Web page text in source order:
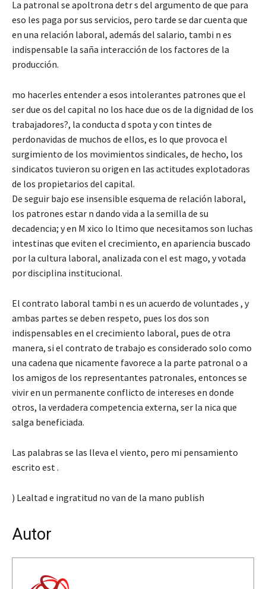
La patronal se apoltrona detr s del argumento de que para
eso les paga por sus servicios, pero tarde se dar cuenta que
en una relación laboral, además del salario, tambi n es
indispensable la saña interacción de los factores de la
producción.
mo hacerles entender a esos intolerantes patrones que el
ser due os del capital no los hace due os de la dignidad de los
trabajadores?, la conducta d spota y con tintes de
perdonavidas de muchos de ellos, es lo que provoca el
surgimiento de los movimientos sindicales, de hecho, los
sindicatos tuvieron su origen en las actitudes explotadoras
de los propietarios del capital.
De seguir bajo ese insensible esquema de relación laboral,
los patrones estar n dando vida a la semilla de su
decadencia; y en M xico lo ltimo que necesitamos son luchas
intestinas que eviten el crecimiento, en apariencia buscado
por la cultura laboral, analizada con el est mago, y votada
por disciplina institucional.
El contrato laboral tambi n es un acuerdo de voluntades , y
ambas partes se deben respeto, pues los dos son
indispensables en el crecimiento laboral, pues de otra
manera, si el contrato de trabajo es considerado solo como
una cadena que nicamente favorece a la parte patronal o a
los amigos de los representantes patronales, entonces se
vivir en un permanente conflicto de intereses en donde
otros, la verdadera competencia externa, ser la nica que
salga beneficiada.
Las palabras se las lleva el viento, pero mi pensamiento
escrito est .
) Lealtad e ingratitud no van de la mano publish
Autor